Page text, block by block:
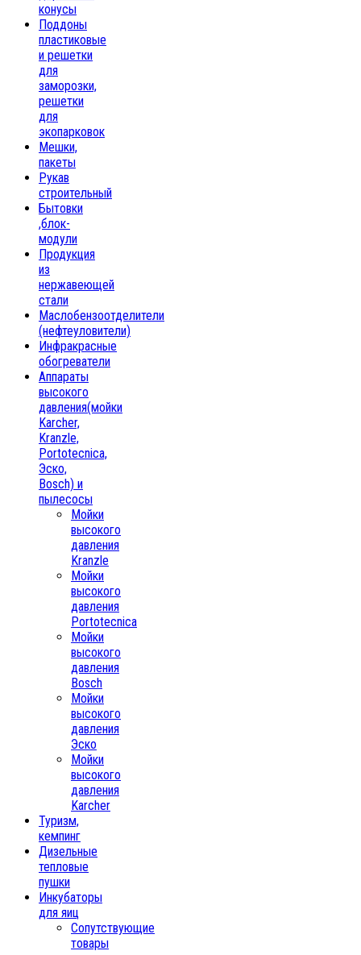
конусы
Поддоны
пластиковые
и решетки
для
заморозки,
решетки
для
экопарковок
Мешки,
пакеты
Рукав
строительный
Бытовки
,блок-
модули
Продукция
из
нержавеющей
стали
Маслобензоотделители
(нефтеуловители)
Инфракрасные
обогреватели
Аппараты
высокого
давления(мойки
Karcher,
Kranzle,
Portotecnica,
Эско,
Bosch) и
пылесосы
Мойки
высокого
давления
Kranzle
Мойки
высокого
давления
Portotecnica
Мойки
высокого
давления
Bosch
Мойки
высокого
давления
Эско
Мойки
высокого
давления
Karcher
Туризм,
кемпинг
Дизельные
тепловые
пушки
Инкубаторы
для яиц
Сопутствующие
товары